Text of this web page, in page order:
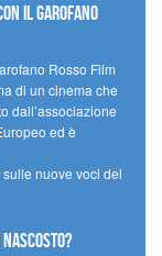
il Garofano
Rosso Film
di un cinema che
dall’associazione
ed è
sulle nuove voci del